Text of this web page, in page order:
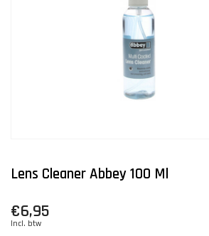
Lens Cleaner Abbey 100 Ml
€6,95
Incl. btw